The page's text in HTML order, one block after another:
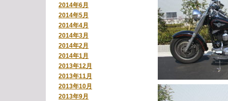
2014年6月
2014年5月
2014年4月
2014年3月
2014年2月
2014年1月
2013年12月
2013年11月
2013年10月
2013年9月